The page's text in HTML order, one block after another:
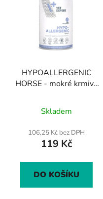
HYPOALLERGENIC
HORSE - mokré krmivo
hodnocení
produktu
je
z
Skladem
106,25 Kč bez DPH
119 Kč
DO KOŠÍKU